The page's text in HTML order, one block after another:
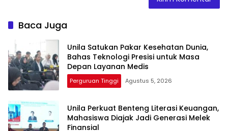
Baca Juga
Unila Satukan Pakar Kesehatan Dunia,
Bahas Teknologi Presisi untuk Masa
Depan Layanan Medis
Perguruan Tinggi Agustus 5, 2026
Unila Perkuat Benteng Literasi Keuangan,
Mahasiswa Diajak Jadi Generasi Melek
Finansial